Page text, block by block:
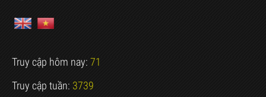
Truy cập hôm nay: 71
Truy cập tuần: 3739